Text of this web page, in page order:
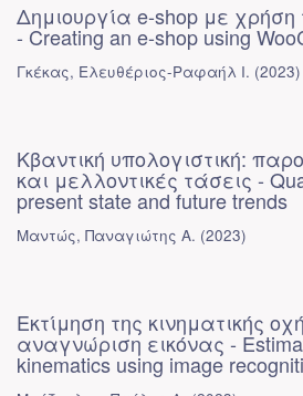
Δημιουργία e-shop με χρήση
- Creating an e-shop using
Γκέκας, Ελευθέριος-Ραφαήλ Ι. (2023)
Κβαντική υπολογιστική:
και μελλοντικές τάσεις -
present state and future trends
Μαντώς, Παναγιώτης Α. (2023)
Εκτίμηση της κινηματικής
αναγνώριση εικόνας -
kinematics using image